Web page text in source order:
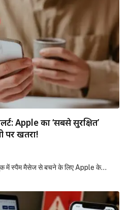
Apple का ‘सबसे सुरक्षित’
पर खतरा!
में स्पैम मैसेज से बचने के लिए Apple के…